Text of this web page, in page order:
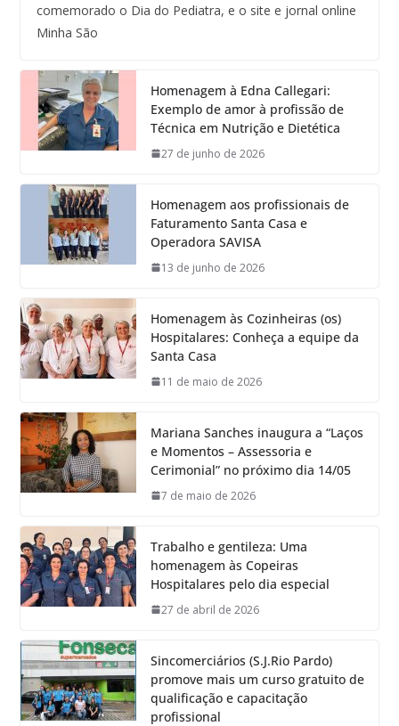
comemorado o Dia do Pediatra, e o site e jornal online
Minha São
Homenagem à Edna Callegari:
Exemplo de amor à profissão de
Técnica em Nutrição e Dietética
27 de junho de 2026
Homenagem aos profissionais de
Faturamento Santa Casa e
Operadora SAVISA
13 de junho de 2026
Homenagem às Cozinheiras (os)
Hospitalares: Conheça a equipe da
Santa Casa
11 de maio de 2026
Mariana Sanches inaugura a “Laços
e Momentos – Assessoria e
Cerimonial” no próximo dia 14/05
7 de maio de 2026
Trabalho e gentileza: Uma
homenagem às Copeiras
Hospitalares pelo dia especial
27 de abril de 2026
Sincomerciários (S.J.Rio Pardo)
promove mais um curso gratuito de
qualificação e capacitação
profissional